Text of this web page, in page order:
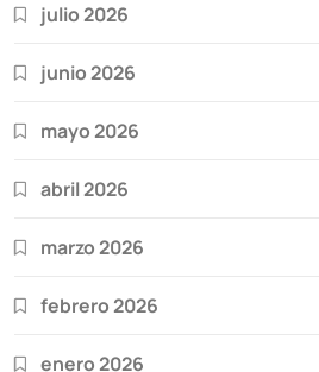
julio 2026
junio 2026
mayo 2026
abril 2026
marzo 2026
febrero 2026
enero 2026